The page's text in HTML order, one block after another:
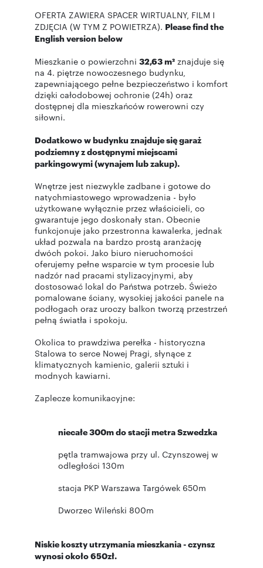
OFERTA ZAWIERA SPACER WIRTUALNY, FILM I
ZDJĘCIA (W TYM Z POWIETRZA). Please find the
English version below
Mieszkanie o powierzchni 32,63 m² znajduje się
na 4. piętrze nowoczesnego budynku,
zapewniającego pełne bezpieczeństwo i komfort
dzięki całodobowej ochronie (24h) oraz
dostępnej dla mieszkańców rowerowni czy
siłowni.
Dodatkowo w budynku znajduje się garaż
podziemny z dostępnymi miejscami
parkingowymi (wynajem lub zakup).
Wnętrze jest niezwykle zadbane i gotowe do
natychmiastowego wprowadzenia - było
użytkowane wyłącznie przez właścicieli, co
gwarantuje jego doskonały stan. Obecnie
funkcjonuje jako przestronna kawalerka, jednak
układ pozwala na bardzo prostą aranżację
dwóch pokoi. Jako biuro nieruchomości
oferujemy pełne wsparcie w tym procesie lub
nadzór nad pracami stylizacyjnymi, aby
dostosować lokal do Państwa potrzeb. Świeżo
pomalowane ściany, wysokiej jakości panele na
podłogach oraz uroczy balkon tworzą przestrzeń
pełną światła i spokoju.
Okolica to prawdziwa perełka - historyczna
Stalowa to serce Nowej Pragi, słynące z
klimatycznych kamienic, galerii sztuki i
modnych kawiarni.
Zaplecze komunikacyjne:
niecałe 300m do stacji metra Szwedzka
pętla tramwajowa przy ul. Czynszowej w
odległości 130m
stacja PKP Warszawa Targówek 650m
Dworzec Wileński 800m
Niskie koszty utrzymania mieszkania - czynsz
wynosi około 650zł.